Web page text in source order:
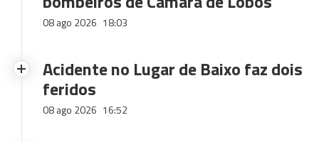
08 ago 2026 18:03
Acidente no Lugar de Baixo faz dois
feridos
08 ago 2026 16:52